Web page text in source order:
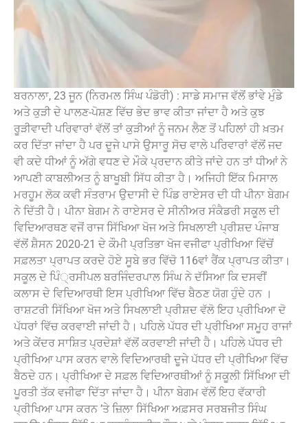
ਬਰਨਾਲਾ, 23 ਜੂਨ (ਨਿਰਮਲ ਸਿੰਘ ਪੰਡੋਰੀ) : ਸਾਡੇ ਸਮਾਜ ਵੱਲੋਂ ਭਾਂਵੇ ਮੁੰਡੇ
ਅਤੇ ਕੁੜੀ ਦੇ ਪਾਲਣ-ਪੋਸ਼ਣ ਵਿੱਚ ਭੇਦ ਭਾਵ ਕੀਤਾ ਜਾਂਦਾ ਹੈ ਅਤੇ ਕੁਝ
ਰੂੜੀਵਾਦੀ ਪਰਿਵਾਰਾਂ ਵੱਲੋਂ ਤਾਂ ਕੁੜੀਆਂ ਨੂੰ ਜਨਮ ਲੈਣ ਤੋਂ ਪਹਿਲਾਂ ਹੀ ਖ਼ਤਮ
ਕਰ ਦਿੱਤਾ ਜਾਂਦਾ ਹੈ ਪਰ ਦੂਜੇ ਪਾਸੇ ਉਸਾਰੂ ਸੋਚ ਵਾਲੇ ਪਰਿਵਾਰਾਂ ਵੱਲੋਂ ਜਦ
ਵੀ ਕਦੇ ਧੀਆਂ ਨੂੰ ਅੱਗੇ ਵਧਣ ਦੇ ਮੌਕੇ ਪ੍ਰਦਾਨ ਕੀਤੇ ਜਾਂਦੇ ਹਨ ਤਾਂ ਧੀਆਂ ਨੇ
ਆਪਣੀ ਕਾਬਲੀਅਤ ਨੂੰ ਬਾਖੂਬੀ ਸਿੱਧ ਕੀਤਾ ਹੈ। ਅਜਿਹੀ ਇੱਕ ਮਿਸਾਲ
ਮਰਹੂਮ ਲੋਕ ਕਵੀ ਸੰਤਰਾਮ ਉਦਾਸੀ ਦੇ ਪਿੰਡ ਰਾਏਸਰ ਦੀ ਧੀ ਪੀਨਾ ਬੇਗਮ
ਨੇ ਦਿੱਤੀ ਹੈ। ਪੀਨਾ ਬੇਗਮ ਨੇ ਰਾਏਸਰ ਦੇ ਸੀਨੀਅਰ ਸੰਕੈਡਰੀ ਸਕੂਲ ਦੀ
ਵਿਦਿਆਰਥਣ ਵਜੋਂ ਰਾਜ ਸਿੱਖਿਆ ਖੋਜ ਅਤੇ ਸਿਖਲਾਈ ਪ੍ਰੀਸ਼ਦ ਪੰਜਾਬ
ਵੱਲੋਂ ਸ਼ੈਸਨ 2020-21 ਦੇ ਕੌਮੀ ਪ੍ਰਤਿਭਾ ਖੋਜ ਵਜੀਫਾ ਪ੍ਰੀਖਿਆ ਵਿੱਚੋਂ
ਸਫ਼ਲਤਾ ਪ੍ਰਾਪਤ ਕਰਦੇ ਹੋਏ ਸੂਬੇ ਭਰ ਵਿੱਚੋ 116ਵਾਂ ਰੈਂਕ ਪ੍ਰਾਪਤ ਕੀਤਾ।
ਸਕੂਲ ਦੇ ਪਿੰ੍ਰਸੀਪਲ ਬਰਜਿੰਦਰਪਾਲ ਸਿੰਘ ਨੇ ਦੱਸਿਆ ਕਿ ਦਸਵੀਂ
ਕਲਾਸ ਦੇ ਵਿਦਿਆਰਥੀ ਇਸ ਪ੍ਰੀਖਿਆ ਵਿੱਚ ਬੈਠਣ ਯੋਗ ਹੁੰਦੇ ਹਨ ।
ਰਾਸ਼ਟਰੀ ਸਿੱਖਿਆ ਖੋਜ ਅਤੇ ਸਿਖਲਾਈ ਪ੍ਰੀਸ਼ਦ ਵੱਲੋ ਇਹ ਪ੍ਰੀਖਿਆ ਦੋ
ਪੱਧਰਾਂ ਵਿੱਚ ਕਰਵਾਈ ਜਾਂਦੀ ਹੈ। ਪਹਿਲੇ ਪੱਧਰ ਦੀ ਪ੍ਰੀਖਿਆ ਸਮੂਹ ਰਾਜਾਂ
ਅਤੇ ਕੇਂਦਰ ਸਾਸ਼ਿਤ ਪ੍ਰਦੇਸ਼ਾਂ ਵੱਲੋਂ ਕਰਵਾਈ ਜਾਂਦੀ ਹੈ। ਪਹਿਲੇ ਪੱਧਰ ਦੀ
ਪ੍ਰੀਖਿਆ ਪਾਸ ਕਰਨ ਵਾਲੇ ਵਿਦਿਆਰਥੀ ਦੂਜੇ ਪੱਧਰ ਦੀ ਪ੍ਰੀਖਿਆ ਵਿੱਚ
ਬੈਠਦੇ ਹਨ। ਪ੍ਰੀਖਿਆ ਦੇ ਸਫ਼ਲ ਵਿਦਿਆਰਥੀਆਂ ਨੂੰ ਸਕੂਲੀ ਸਿੱਖਿਆ ਦੀ
ਪੂਰਤੀ ਤੱਕ ਵਜੀਫਾ ਦਿੱਤਾ ਜਾਂਦਾ ਹੈ। ਪੀਨਾ ਬੇਗਮ ਵੱਲੋਂ ਇਹ ਵੱਕਾਰੀ
ਪ੍ਰੀਖਿਆ ਪਾਸ ਕਰਨ ’ਤੇ ਜ਼ਿਲਾ ਸਿੱਖਿਆ ਅਫ਼ਸਰ ਸਰਬਜੀਤ ਸਿੰਘ